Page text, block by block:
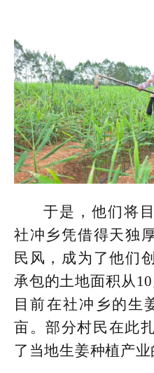
于是，他们将
社冲乡凭借得天独
民风，成为了他们
承包的土地面积从
目前在社冲乡的生
亩。部分村民在此
了当地生姜种植产业